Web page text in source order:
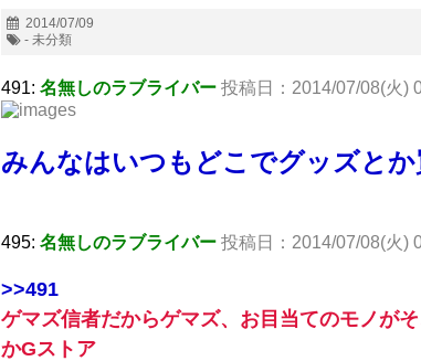
2014/07/09
- 未分類
491: 名無しのラブライバー 投稿日：2014/07/08(火)
みんなはいつもどこでグッズとか
495: 名無しのラブライバー 投稿日：2014/07/08(火)
>>491
ゲマズ信者だからゲマズ、お目当てのモノが
かGストア